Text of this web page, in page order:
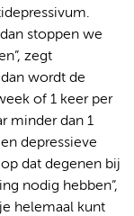
stoppen we
zegt
wordt de
of 1 keer per
minder dan 1
depressieve
dat degenen bij
nodig hebben”,
helemaal kunt